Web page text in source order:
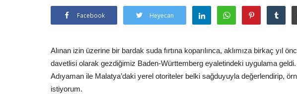
Facebook Heyecan
Alınan izin üzerine bir bardak suda fırtına koparılınca, aklımıza birkaç yıl
davetlisi olarak gezdiğimiz Baden-Württemberg eyaletindeki uygulama geldi.
Adıyaman ile Malatya’daki yerel otoriteler belki sağduyuyla değerlendirip,
istiyorum.